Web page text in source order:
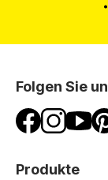
Folgen Sie
Produkte